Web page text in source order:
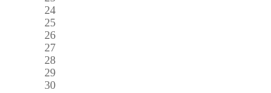
24
25
26
27
28
29
30